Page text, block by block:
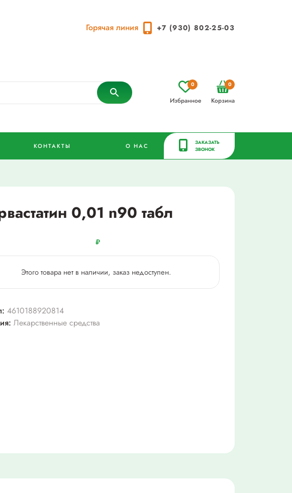
Горячая линия +7 (930) 802-25-03
Избранное
0
Корзина
0
КОНТАКТЫ О НАС
ЗАКАЗАТЬ
ЗВОНОК
0,01 n90 табл
₽
Этого товара нет в наличии, заказ недоступен.
4610188920814
Лекарственные средства